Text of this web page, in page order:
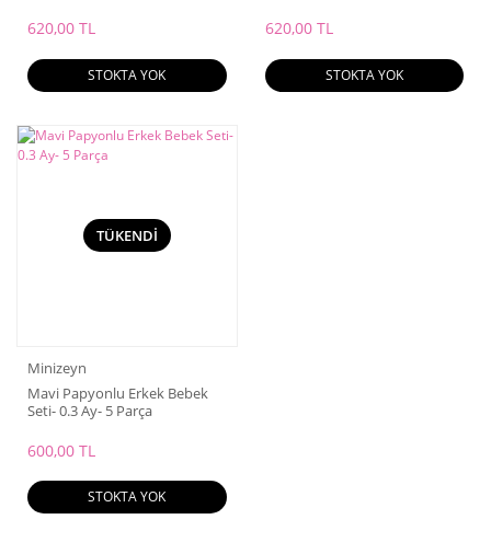
620,00 TL
STOKTA YOK
620,00 TL
STOKTA YOK
TÜKENDİ
Minizeyn
Mavi Papyonlu Erkek Bebek
Seti- 0.3 Ay- 5 Parça
600,00 TL
STOKTA YOK